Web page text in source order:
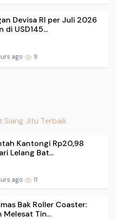
Devisa RI per Juli 2026
di USD145...
ago 9
Siang Jitu Terbaik
Kantongi Rp20,98
Lelang Bat...
ago 11
Bak Roller Coaster:
Melesat Tin...